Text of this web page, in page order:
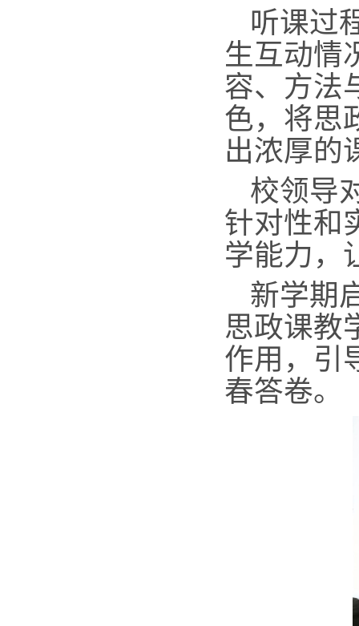
听课过
生互动情
容、方法
色，将思
出浓厚的
校领导
针对性和
学能力，
新学期
思政课教
作用，引
春答卷。